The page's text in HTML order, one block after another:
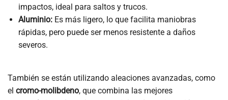
impactos, ideal para saltos y trucos.
Aluminio:Es más ligero, lo que facilita maniobras
rápidas, pero puede ser menos resistente a daños
severos.
También se están utilizando aleaciones avanzadas, como
el cromo-molibdeno, que combina las mejores